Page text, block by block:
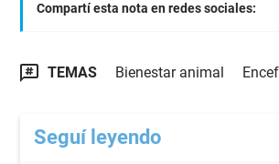
Compartí esta nota en redes sociales:
TEMAS Bienestar animal
Seguí leyendo